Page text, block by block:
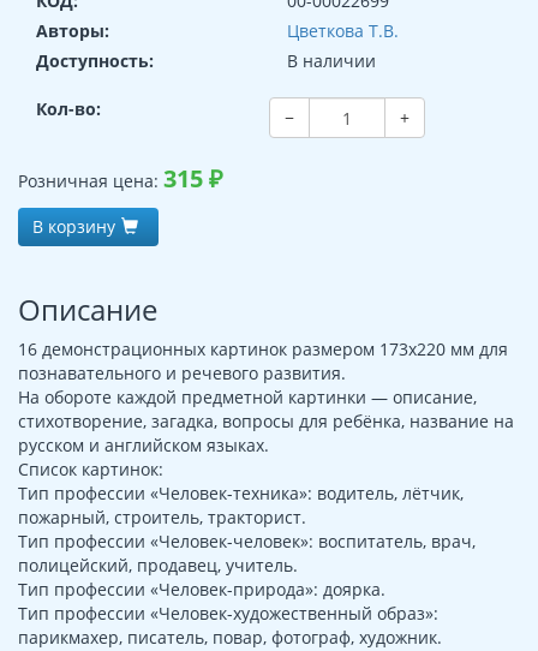
Авторы:
Цветкова Т.В.
Доступность:
В наличии
Кол-во: − +
Розничная цена: 315₽
В корзину
Описание
16 демонстрационных картинок размером 173х220 мм для
познавательного и речевого развития.
На обороте каждой предметной картинки — описание,
стихотворение, загадка, вопросы для ребёнка, название на
русском и английском языках.
Список картинок:
Тип профессии «Человек-техника»: водитель, лётчик,
пожарный, строитель, тракторист.
Тип профессии «Человек-человек»: воспитатель, врач,
полицейский, продавец, учитель.
Тип профессии «Человек-природа»: доярка.
Тип профессии «Человек-художественный образ»:
парикмахер, писатель, повар, фотограф, художник.